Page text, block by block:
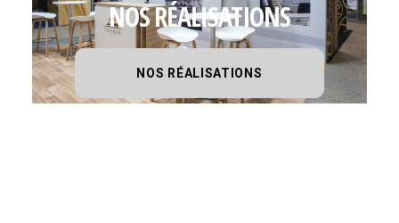
NOS RÉALISATIONS
NOS RÉALISATIONS